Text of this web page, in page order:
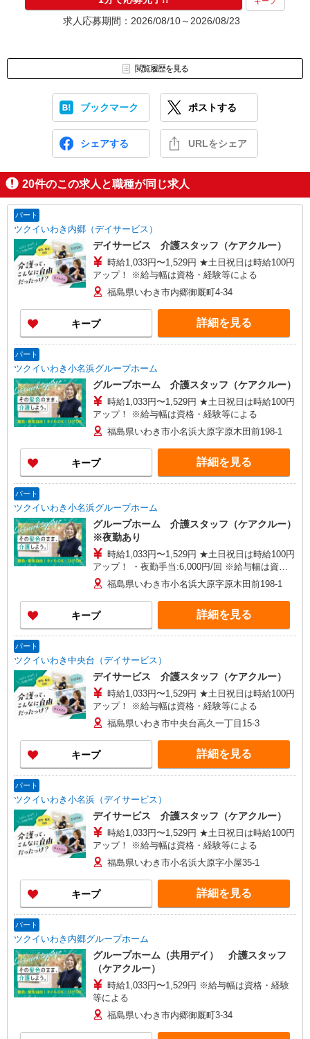
求人応募期間：2026/08/10～2026/08/23
閲覧履歴を見る
ブックマーク ポストする
シェアする URLをシェア
20件のこの求人と職種が同じ求人
パート
ツクイいわき内郷（デイサービス）
デイサービス 介護スタッフ（ケアクルー）
時給1,033円〜1,529円 ★土日祝日は時給100円
アップ！ ※給与幅は資格・経験等による
福島県いわき市内郷御厩町4-34
キープ 詳細を見る
パート
ツクイいわき小名浜グループホーム
グループホーム 介護スタッフ（ケアクルー）
時給1,033円〜1,529円 ★土日祝日は時給100円
アップ！ ※給与幅は資格・経験等による
福島県いわき市小名浜大原字原木田前198-1
キープ 詳細を見る
パート
ツクイいわき小名浜グループホーム
グループホーム 介護スタッフ（ケアクルー）
※夜勤あり
時給1,033円〜1,529円 ★土日祝日は時給100円
アップ！ ・夜勤手当:6,000円/回 ※給与幅は資
格・経験等による
福島県いわき市小名浜大原字原木田前198-1
キープ 詳細を見る
パート
ツクイいわき中央台（デイサービス）
デイサービス 介護スタッフ（ケアクルー）
時給1,033円〜1,529円 ★土日祝日は時給100円
アップ！ ※給与幅は資格・経験等による
福島県いわき市中央台高久一丁目15-3
キープ 詳細を見る
パート
ツクイいわき小名浜（デイサービス）
デイサービス 介護スタッフ（ケアクルー）
時給1,033円〜1,529円 ★土日祝日は時給100円
アップ！ ※給与幅は資格・経験等による
福島県いわき市小名浜大原字小屋35-1
キープ 詳細を見る
パート
ツクイいわき内郷グループホーム
グループホーム（共用デイ） 介護スタッフ
（ケアクルー）
時給1,033円〜1,529円 ※給与幅は資格・経験
等による
福島県いわき市内郷御厩町3-34